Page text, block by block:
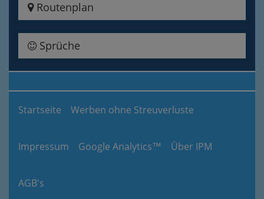
Routenplan
Sprüche
Startseite Werben ohne Streuverluste
Impressum Google Analytics™ Über IPM
AGB's